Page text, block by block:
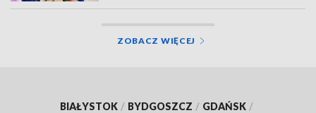
ZOBACZ WIĘCEJ
BIAŁYSTOK / BYDGOSZCZ / GDAŃSK /